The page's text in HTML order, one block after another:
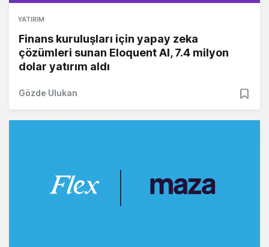
YATIRIM
Finans kuruluşları için yapay zeka
çözümleri sunan Eloquent AI, 7.4 milyon
dolar yatırım aldı
Gözde Ulukan